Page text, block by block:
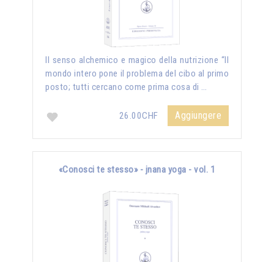
Il senso alchemico e magico della nutrizione “Il
mondo intero pone il problema del cibo al primo
posto; tutti cercano come prima cosa di …
26.00CHF Aggiungere
«Conosci te stesso» - jnana yoga - vol. 1